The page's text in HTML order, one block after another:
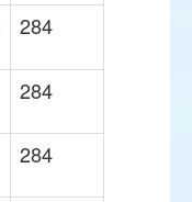
284
284
284